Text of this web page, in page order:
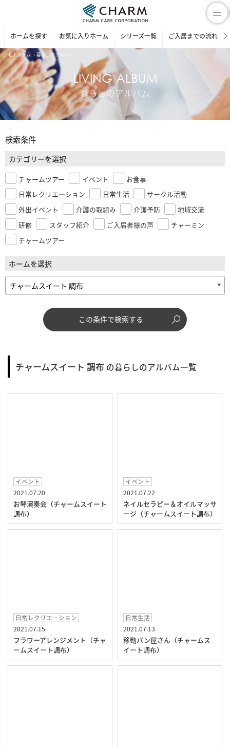
ホームを探す お気に入りホーム シリーズ一覧 ご入居までの流れ
老人ホーム 暮らしのアルバム
LIVING ALBUM
暮らしのアルバム
検索条件
カテゴリーを選択
チャームツアー イベント
お食事
日常レクリエ―ション
日常生活
サークル活動
外出イベント
介護の取組み 介護予防
地域交流
研修
スタッフ紹介 ご入居者様の声
チャーミン
チャームツアー
ホームを選択
この条件で検索する
チャームスイート 調布 の暮らしのアルバム一覧
イベント
2021.07.20
お琴演奏会（チャームスイート
調布）
イベント
2021.07.22
ネイルセラピー＆オイルマッサ
ージ（チャームスイート調布）
日常レクリエ―ション
2021.07.15
フラワーアレンジメント（チャ
ームスイート調布）
日常生活
2021.07.13
移動パン屋さん（チャームス
イート調布）